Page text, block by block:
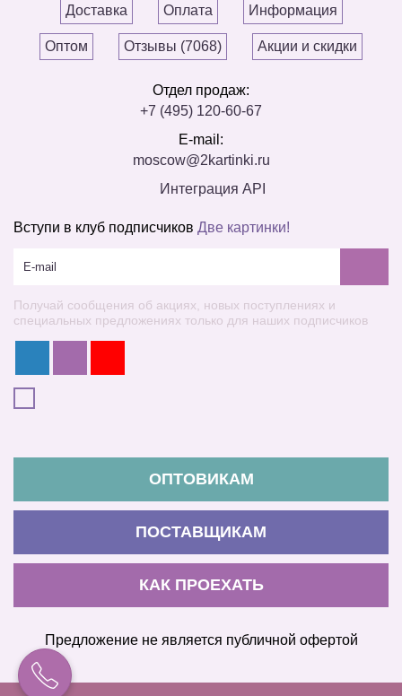
Доставка Оплата Информация
Оптом Отзывы (7068) Акции и скидки
Отдел продаж:
+7 (495) 120-60-67
E-mail:
moscow@2kartinki.ru
Интеграция API
Вступи в клуб подписчиков Две картинки!
Получай сообщения об акциях, новых поступлениях и
специальных предложениях только для наших подписчиков
ОПТОВИКАМ
ПОСТАВЩИКАМ
КАК ПРОЕХАТЬ
Предложение не является публичной офертой